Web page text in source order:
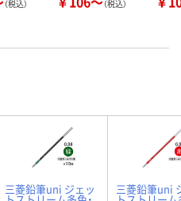
（税込） （税込）
三菱鉛筆uni ジェッ 三菱鉛筆uni